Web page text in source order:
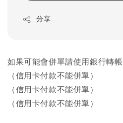
分享
如果可能會併單請使用銀行轉帳
（信用卡付款不能併單）
（信用卡付款不能併單）
（信用卡付款不能併單）